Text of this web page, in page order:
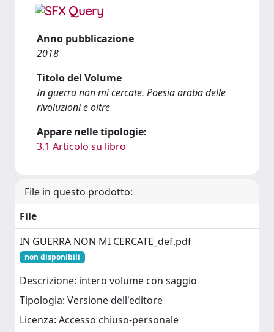
Anno pubblicazione
2018
Titolo del Volume
In guerra non mi cercate. Poesia araba delle
rivoluzioni e oltre
Appare nelle tipologie:
3.1 Articolo su libro
File in questo prodotto:
File
IN GUERRA NON MI CERCATE_def.pdf
non disponibili
Descrizione: intero volume con saggio
Tipologia: Versione dell'editore
Licenza: Accesso chiuso-personale